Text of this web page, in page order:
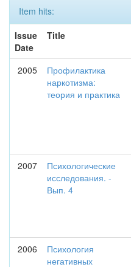
Item hits:
Issue
Date
Title
2005
Профилактика
наркотизма:
теория и практика
2007
Психологические
исследования. -
Вып. 4
2006
Психология
негативных